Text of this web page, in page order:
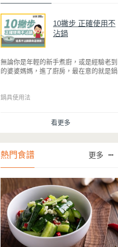
10撇步 正確使用不
沾鍋
無論你是年輕的新手煮廚，或是經驗老到
的婆婆媽媽，進了廚房，最在意的就是鍋
的問題後，就深受普羅大眾的喜愛，而鍋
金鑽不沾系列的鍋具，更年年穩居銷售排
您！
鍋具使用法
看更多
熱門食譜 更多